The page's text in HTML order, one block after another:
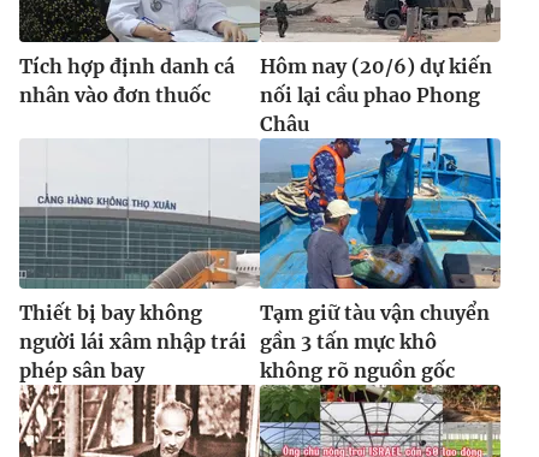
Tích hợp định danh cá
nhân vào đơn thuốc
Hôm nay (20/6) dự kiến
nối lại cầu phao Phong
Châu
Thiết bị bay không
người lái xâm nhập trái
phép sân bay
Tạm giữ tàu vận chuyển
gần 3 tấn mực khô
không rõ nguồn gốc